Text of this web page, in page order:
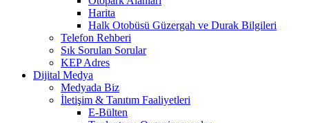
Harita
Halk Otobüsü Güzergah ve Durak Bilgileri
Telefon Rehberi
Sık Sorulan Sorular
KEP Adres
Dijital Medya
Medyada Biz
İletişim & Tanıtım Faaliyetleri
E-Bülten